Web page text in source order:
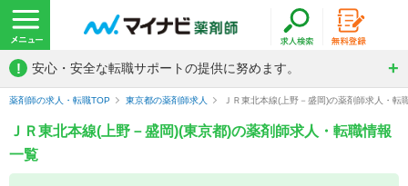
! 安心・安全な転職サポートの提供に努めます。
薬剤師の求人・転職TOP 東京都の薬剤師求人 ＪＲ東北本線(上野－盛岡)の薬剤師求人・転
ＪＲ東北本線(上野－盛岡)(東京都)の薬剤師求人・転職情報
一覧